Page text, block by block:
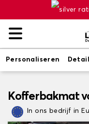
Personaliseren
Kofferbakmat
In ons bedrijf in